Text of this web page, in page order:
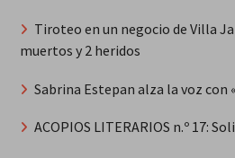
Tiroteo en un negocio de Villa
muertos y 2 heridos
Sabrina Estepan alza la voz con
ACOPIOS LITERARIOS n.º 17: